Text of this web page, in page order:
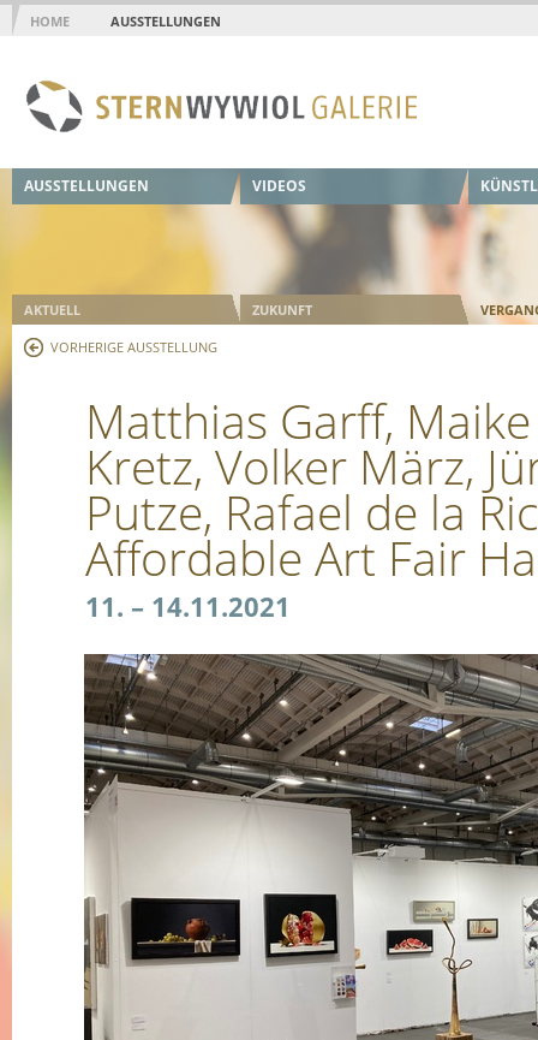
HOME AUSSTELLUNGEN
AUSSTELLUNGEN VIDEOS
AKTUELL ZUKUNFT
VORHERIGE AUSSTELLUNG
Matthias Garff,
Kretz, Volker März,
Putze, Rafael de la
Affordable Art Fair
11. – 14.11.2021